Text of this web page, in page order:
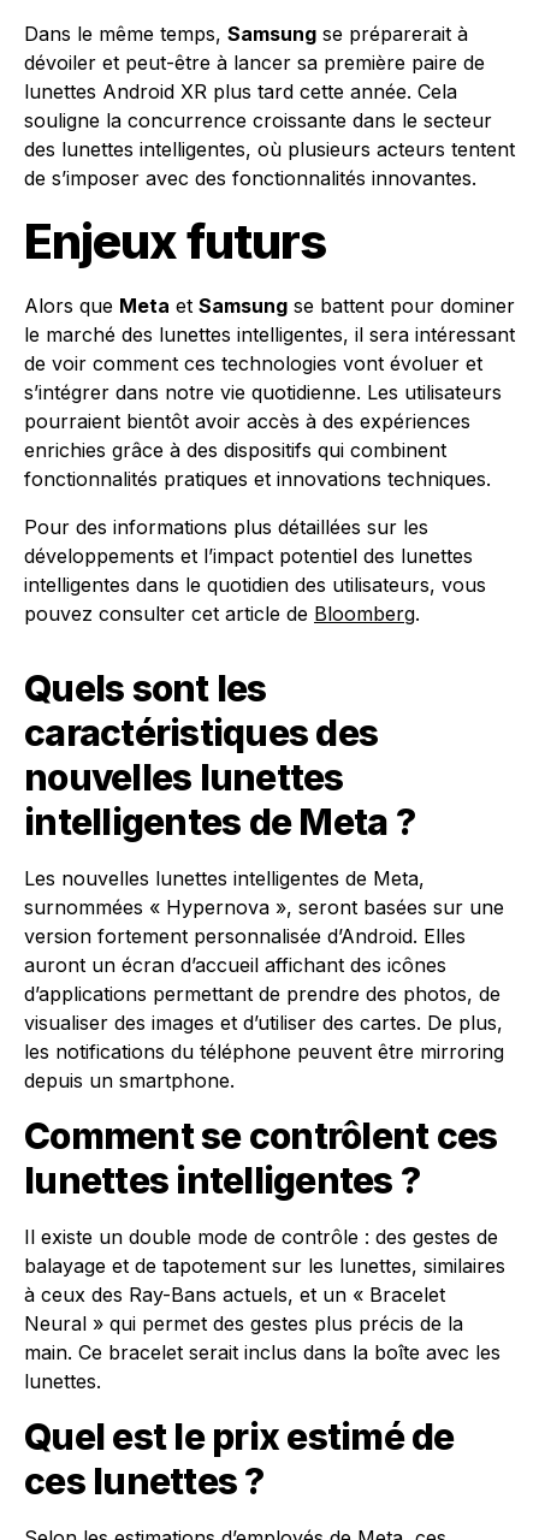
Dans le même temps, Samsung se préparerait à
dévoiler et peut-être à lancer sa première paire de
lunettes Android XR plus tard cette année. Cela
souligne la concurrence croissante dans le secteur
des lunettes intelligentes, où plusieurs acteurs tentent
de s’imposer avec des fonctionnalités innovantes.
Enjeux futurs
Alors que Meta et Samsung se battent pour dominer
le marché des lunettes intelligentes, il sera intéressant
de voir comment ces technologies vont évoluer et
s’intégrer dans notre vie quotidienne. Les utilisateurs
pourraient bientôt avoir accès à des expériences
enrichies grâce à des dispositifs qui combinent
fonctionnalités pratiques et innovations techniques.
Pour des informations plus détaillées sur les
développements et l’impact potentiel des lunettes
intelligentes dans le quotidien des utilisateurs, vous
pouvez consulter cet article de Bloomberg.
Quels sont les
caractéristiques des
nouvelles lunettes
intelligentes de Meta ?
Les nouvelles lunettes intelligentes de Meta,
surnommées « Hypernova », seront basées sur une
version fortement personnalisée d’Android. Elles
auront un écran d’accueil affichant des icônes
d’applications permettant de prendre des photos, de
visualiser des images et d’utiliser des cartes. De plus,
les notifications du téléphone peuvent être mirroring
depuis un smartphone.
Comment se contrôlent ces
lunettes intelligentes ?
Il existe un double mode de contrôle : des gestes de
balayage et de tapotement sur les lunettes, similaires
à ceux des Ray-Bans actuels, et un « Bracelet
Neural » qui permet des gestes plus précis de la
main. Ce bracelet serait inclus dans la boîte avec les
lunettes.
Quel est le prix estimé de
ces lunettes ?